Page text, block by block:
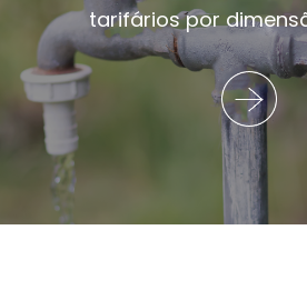
tarifários por